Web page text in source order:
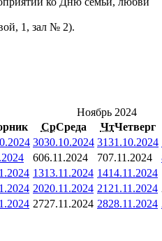
1, зал № 2).
Ноябрь 2024
СрСреда ЧтЧетверг
3030.10.2024 3131.10.2024
606.11.2024 707.11.2024
1313.11.2024 1414.11.2024
2020.11.2024 21 21.11.2024
2727.11.2024 2828.11.2024